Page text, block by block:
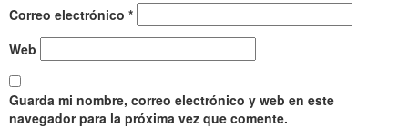
Correo electrónico *
Web
Guarda mi nombre, correo electrónico y web en este
navegador para la próxima vez que comente.